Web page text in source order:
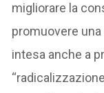
migliorare la
promuovere
intesa anche a